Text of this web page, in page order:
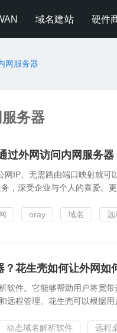
域名建站 硬件
网服务器
务器
过外网访问内网服务器
网IP、无需路由端口映射就
，深受企业与个人的喜爱。更
oray 域名 远
花生壳如何让外网如
软件。它能够帮助用户将宽
远程管理。花生壳可以根据用
动态域名解析软件 远程